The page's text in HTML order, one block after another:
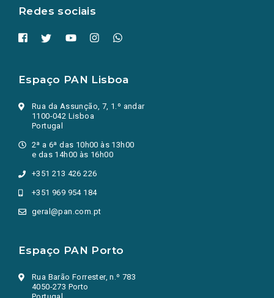
Redes sociais
Espaço PAN Lisboa
Rua da Assunção, 7, 1.º andar
1100-042 Lisboa
Portugal
2ª a 6ª das 10h00 às 13h00
e das 14h00 às 16h00
+351 213 426 226
+351 969 954 184
geral@pan.com.pt
Espaço PAN Porto
Rua Barão Forrester, n.º 783
4050-273 Porto